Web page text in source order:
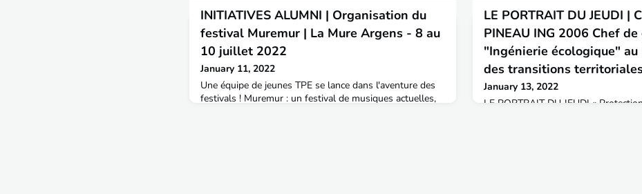
INITIATIVES ALUMNI | Organisation du
festival Muremur | La Mure Argens - 8 au
10 juillet 2022
January 11, 2022
Une équipe de jeunes TPE se lance dans l'aventure des
festivals ! Muremur : un festival de musiques actuelles,
LE PORTRAIT DU JEUDI |
PINEAU ING 2006 Chef de
"Ingénierie écologique"
des transitions
January 13, 2022
LE PORTRAIT DU JEUDI «